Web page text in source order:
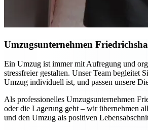
Umzugsunternehmen
Ein Umzug ist immer mit Aufregung und
stressfreier gestalten. Unser Team begleitet
Umzug individuell ist, und passen unsere
Als professionelles Umzugsunternehmen
oder die Lagerung geht – wir übernehmen
und den Umzug als positiven